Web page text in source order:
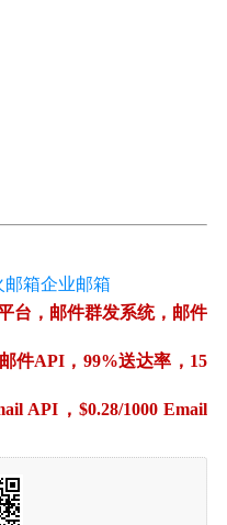
台，邮件群发系统，邮件
邮件API，99%送达率，15
API，$0.28/1000 Email